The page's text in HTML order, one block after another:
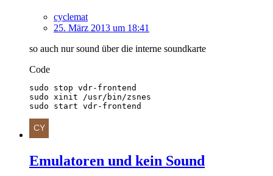
cyclemat
25. März 2013 um 18:41
so auch nur sound über die interne soundkarte
Code
sudo start vdr-frontend
Emulatoren und kein Sound